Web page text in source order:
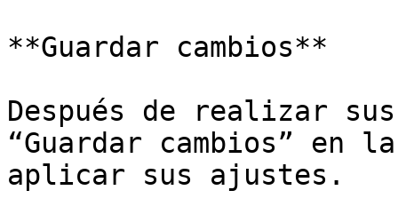
**Guardar cambios**
Después de realizar
“Guardar cambios”
aplicar sus ajustes.